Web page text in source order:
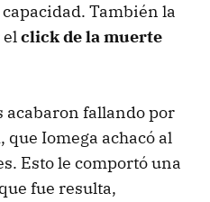
También la
elclick de la muerte
acabaron fallando por
Iomega achacó al
Esto le comportó una
fue resulta,